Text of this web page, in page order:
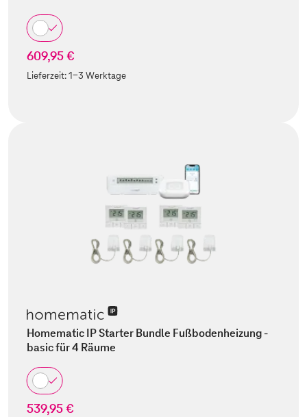
609,95 €
Lieferzeit:1-3 Werktage
Homematic IP Starter Bundle Fußbodenheizung -
basic für 4 Räume
539,95 €